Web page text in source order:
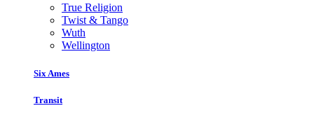
True Religion
Twist & Tango
Wuth
Wellington
Six Ames
Transit